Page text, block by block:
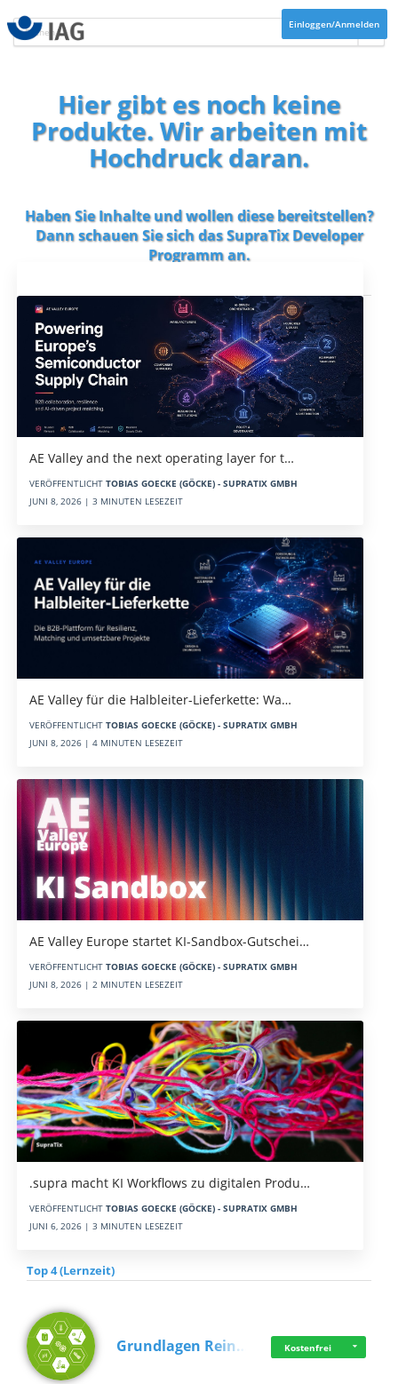
Einloggen/Anmelden
Hier gibt es noch keine
Produkte. Wir arbeiten mit
Hochdruck daran.
Haben Sie Inhalte und wollen diese bereitstellen?
Dann schauen Sie sich dasSupraTix Developer
Programman.
AE Valley and the next operating layer for t…
VERÖFFENTLICHT TOBIAS GOECKE (GÖCKE) - SUPRATIX GMBH
JUNI 8, 2026 | 3 MINUTEN LESEZEIT
AE Valley für die Halbleiter-Lieferkette: Wa…
VERÖFFENTLICHT TOBIAS GOECKE (GÖCKE) - SUPRATIX GMBH
JUNI 8, 2026 | 4 MINUTEN LESEZEIT
AE Valley Europe startet KI-Sandbox-Gutschei…
VERÖFFENTLICHT TOBIAS GOECKE (GÖCKE) - SUPRATIX GMBH
JUNI 8, 2026 | 2 MINUTEN LESEZEIT
.supra macht KI Workflows zu digitalen Produ…
VERÖFFENTLICHT TOBIAS GOECKE (GÖCKE) - SUPRATIX GMBH
JUNI 6, 2026 | 3 MINUTEN LESEZEIT
Top 4 (Lernzeit)
Grundlagen Rein… Kostenfrei